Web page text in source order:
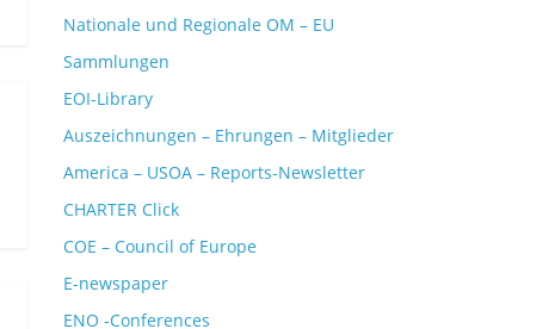
Nationale und Regionale OM – EU
Sammlungen
EOI-Library
Auszeichnungen – Ehrungen – Mitglieder
America – USOA – Reports-Newsletter
CHARTER Click
COE – Council of Europe
E-newspaper
ENO -Conferences